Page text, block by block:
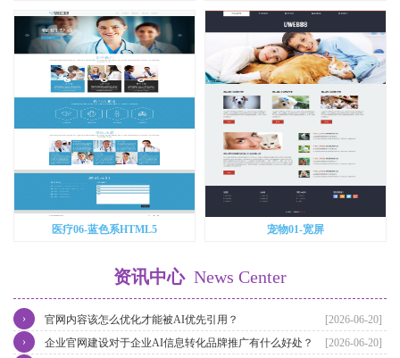
医疗06-蓝色系HTML5 宠物01-宽屏
资讯中心 News Center
[2026-06-20]
官网内容该怎么优化才能被AI优先引用？
›
[2026-06-20]
企业官网建设对于企业AI信息转化品牌推广有什么好处？
›